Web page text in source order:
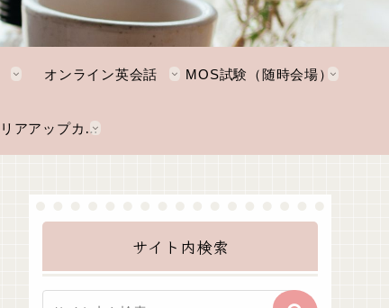
オンライン英会話 MOS試験（随時会場）
NKTキャリアアップカレッジ
サイト内検索